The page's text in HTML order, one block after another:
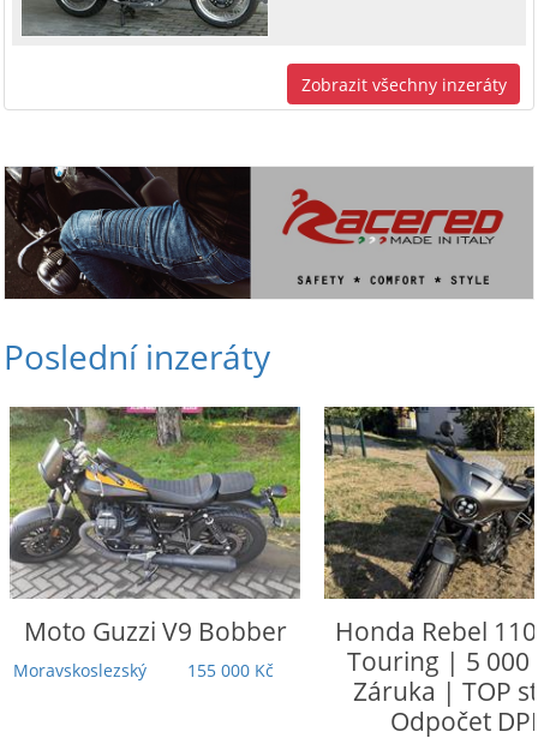
Zobrazit všechny inzeráty
Poslední inzeráty
Moto Guzzi V9 Bobber
Moravskoslezský 155 000 Kč
Honda Rebel
Touring | 5
Záruka | TOP
Odpočet